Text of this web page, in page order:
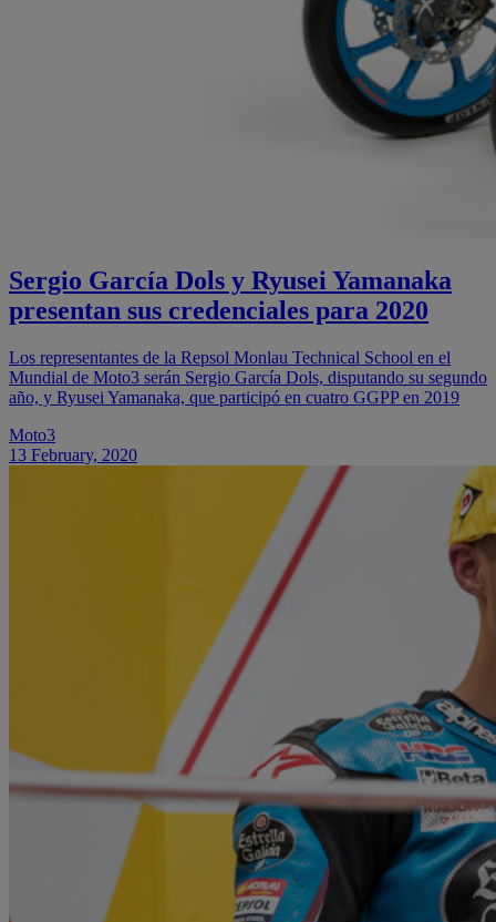
Sergio García Dols y Ryusei Yamanaka
presentan sus credenciales para 2020
Los representantes de la Repsol Monlau Technical School en el
Mundial de Moto3 serán Sergio García Dols, disputando su segundo
año, y Ryusei Yamanaka, que participó en cuatro GGPP en 2019
Moto3
13 February, 2020